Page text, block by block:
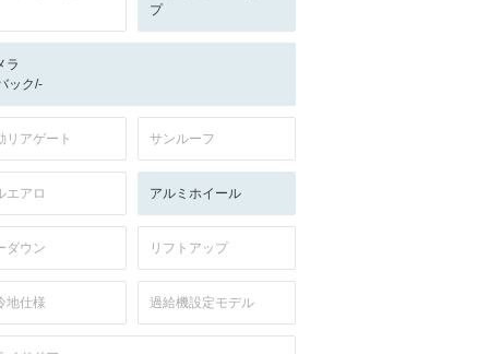
プ
ラ
ック/-
リアゲート サンルーフ
エアロ アルミホイール
ダウン リフトアップ
地仕様 過給機設定モデル